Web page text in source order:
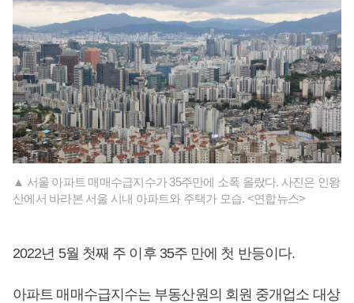
▲ 서울 아파트 매매수급지수가 35주만에 소폭 올랐다. 사진은 인왕
산에서 바라본 서울 시내 아파트와 주택가 모습. <연합뉴스>
2022년 5월 첫째 주 이후 35주 만에 첫 반등이다.
아파트 매매수급지수는 부동산원의 회원 중개업소 대상